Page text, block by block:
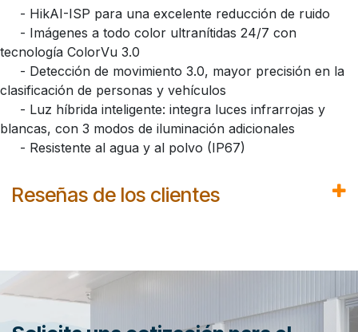
- HikAI-ISP para una excelente reducción de ruido
- Imágenes a todo color ultranítidas 24/7 con
tecnología ColorVu 3.0
- Detección de movimiento 3.0, mayor precisión en la
clasificación de personas y vehículos
- Luz híbrida inteligente: integra luces infrarrojas y
blancas, con 3 modos de iluminación adicionales
- Resistente al agua y al polvo (IP67)
Reseñas de los clientes